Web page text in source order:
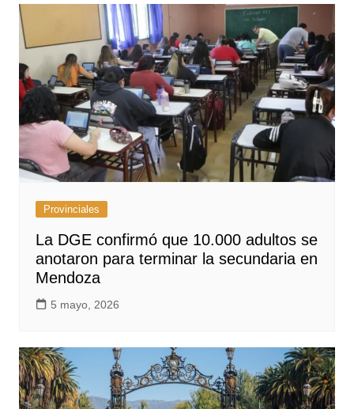
Provinciales
La DGE confirmó que 10.000 adultos se
anotaron para terminar la secundaria en
Mendoza
5 mayo, 2026